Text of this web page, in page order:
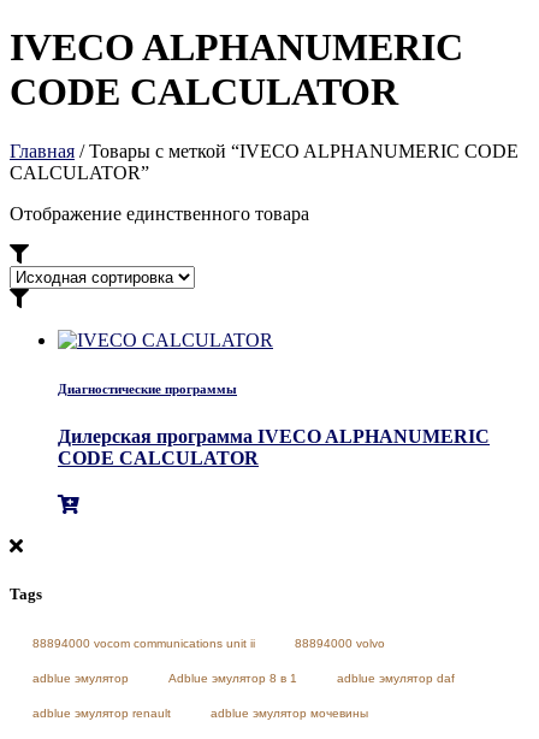
IVECO ALPHANUMERIC
CODE CALCULATOR
Главная / Товары с меткой “IVECO ALPHANUMERIC CODE
CALCULATOR”
Отображение единственного товара
Диагностические программы
Дилерская программа IVECO ALPHANUMERIC
CODE CALCULATOR
Tags
88894000 vocom communications unit ii 88894000 volvo
adblue эмулятор Adblue эмулятор 8 в 1 adblue эмулятор daf
adblue эмулятор renault adblue эмулятор мочевины